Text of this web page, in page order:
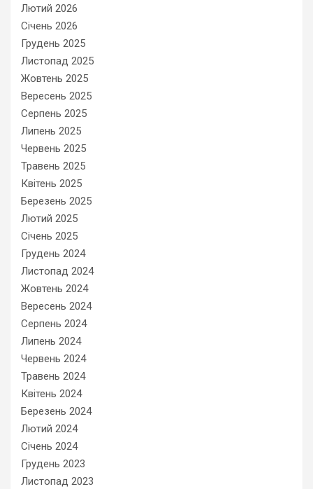
Лютий 2026
Січень 2026
Грудень 2025
Листопад 2025
Жовтень 2025
Вересень 2025
Серпень 2025
Липень 2025
Червень 2025
Травень 2025
Квітень 2025
Березень 2025
Лютий 2025
Січень 2025
Грудень 2024
Листопад 2024
Жовтень 2024
Вересень 2024
Серпень 2024
Липень 2024
Червень 2024
Травень 2024
Квітень 2024
Березень 2024
Лютий 2024
Січень 2024
Грудень 2023
Листопад 2023